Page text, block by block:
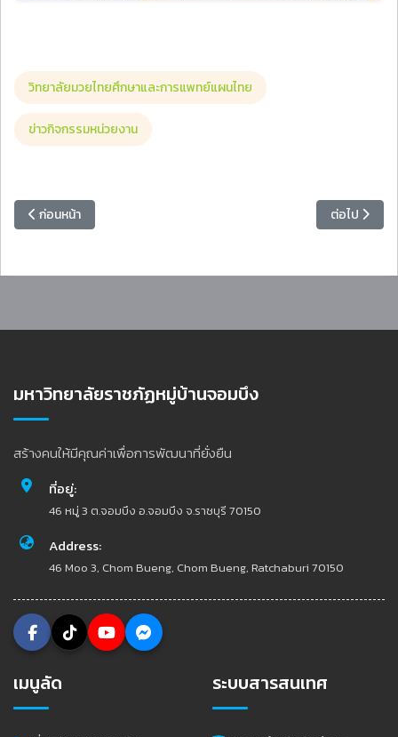
วิทยาลัยมวยไทยศึกษาและการแพทย์แผนไทย
ข่าวกิจกรรมหน่วยงาน
เนื้อหาก่อนหน้า: มหาวิทยาลัยราชภัฏหมู่บ้านจอมบึงจับมือเทศบาลตำบลเข
ก่อนหน้า เนื้อหาถัดไ
ต่อไป
มหาวิทยาลัยราชภัฏหมู่บ้านจอมบึง
สร้างคนให้มีคุณค่าเพื่อการพัฒนาที่ยั่งยืน
ที่อยู่:
46 หมู่ 3 ต.จอมบึง อ.จอมบึง จ.ราชบุรี 70150
Address:
46 Moo 3, Chom Bueng, Chom Bueng, Ratchaburi 70150
เมนูลัด ระบบสารสนเทศ